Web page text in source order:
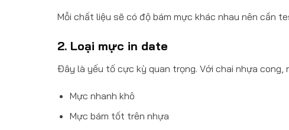
Mỗi chất liệu sẽ có độ bám mực khác nhau nên cần
2. Loại mực in date
Đây là yếu tố cực kỳ quan trọng. Với chai nhựa cong,
Mực nhanh khô
Mực bám tốt trên nhựa